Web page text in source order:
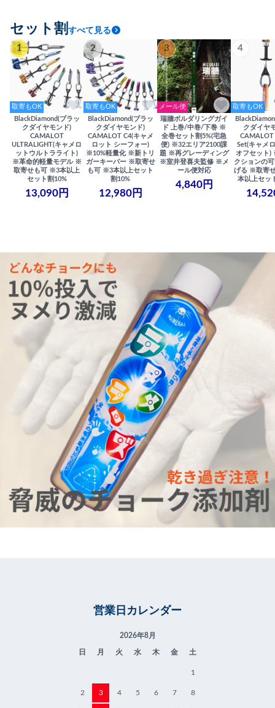
セット割 すべて見る
1
取寄もOK
BlackDiamond(ブラッ
クダイヤモンド)
CAMALOT
ULTRALIGHT(キャメロ
ットウルトラライト)
※革命的軽量モデル ※
取寄せも可 ※3本以上
セット割10%
13,090円
2
取寄もOK
BlackDiamond(ブラッ
クダイヤモンド)
CAMALOT C4(キャメ
ロット シーフォー)
※10%軽量化 ※新トリ
ガーキーパー ※取寄せ
も可 ※3本以上セット
割10%
12,980円
3
メール便
瑞牆ボルダリングガイ
ド 上巻/中巻/下巻 ※
全巻セット割5%(宅急
便) ※32エリア2100課
題 ※再グレーディング
※室井登喜夫監修 ※メ
ール便対応
4,840円
4
取寄もOK
クダイヤ
Set(キャメ
オフセット)
クションの
げる ※取寄
本以上セッ
営業日カレンダー
2026年8月
日 月 火 水 木 金 土
1
2 3 4 5 6 7 8